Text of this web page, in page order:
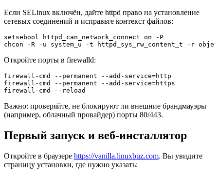
Если SELinux включён, дайте httpd право на установление
сетевых соединений и исправьте контекст файлов:
setsebool httpd_can_network_connect on -P
chcon -R -u system_u -t httpd_sys_rw_content_t -r
Откройте порты в firewalld:
firewall-cmd --permanent --add-service=http
firewall-cmd --permanent --add-service=https
firewall-cmd --reload
Важно: проверяйте, не блокируют ли внешние брандмауэры
(например, облачный провайдер) порты 80/443.
Первый запуск и веб-инсталлятор
Откройте в браузере https://vanilla.linuxbuz.com. Вы увидите
страницу установки, где нужно указать: